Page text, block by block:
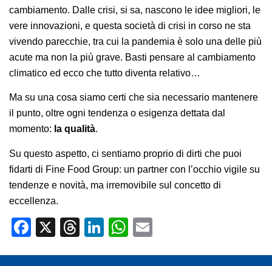
cambiamento. Dalle crisi, si sa, nascono le idee migliori, le
vere innovazioni, e questa società di crisi in corso ne sta
vivendo parecchie, tra cui la pandemia è solo una delle più
acute ma non la più grave. Basti pensare al cambiamento
climatico ed ecco che tutto diventa relativo…
Ma su una cosa siamo certi che sia necessario mantenere
il punto, oltre ogni tendenza o esigenza dettata dal
momento: la qualità.
Su questo aspetto, ci sentiamo proprio di dirti che puoi
fidarti di Fine Food Group: un partner con l’occhio vigile su
tendenze e novità, ma irremovibile sul concetto di
eccellenza.
Facebook
X Threads
LinkedIn
WhatsApp